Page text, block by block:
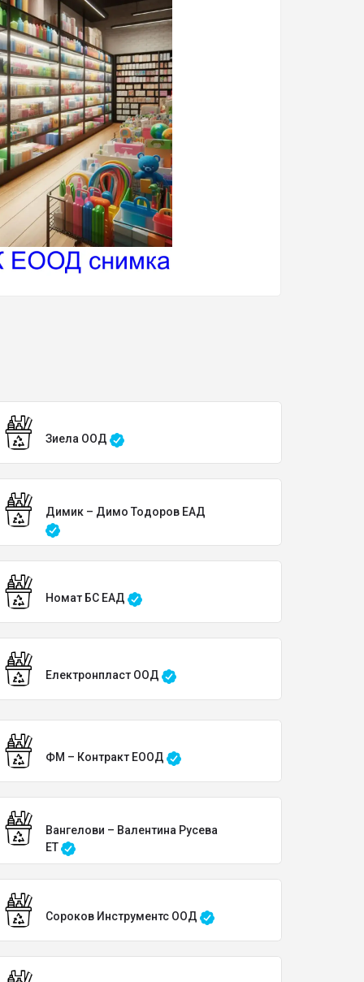
Зиела ООД
Димик – Димо Тодоров ЕАД
Номат БС ЕАД
Електронпласт ООД
ФМ – Контракт ЕООД
Вангелови – Валентина Русева
ЕТ
Сороков Инструментс ООД